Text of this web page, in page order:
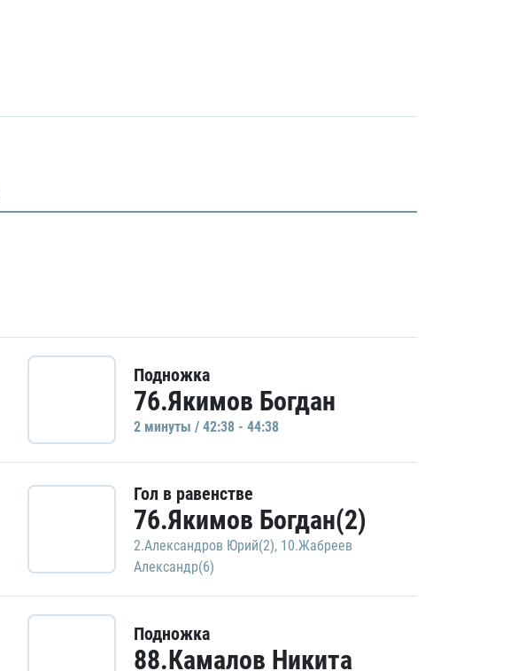
Подножка
76.Якимов Богдан
2 минуты / 42:38 - 44:38
Гол в равенстве
76.Якимов Богдан(2)
2.Александров Юрий(2), 10.Жабреев
Александр(6)
Подножка
88.Камалов Никита